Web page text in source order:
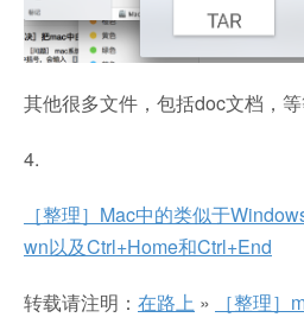
其他很多文件，包括doc文档，等
4.
［整理］Mac中的类似于
wn以及Ctrl+Home和Ctrl+End
转载请注明： 在路上 » ［整理